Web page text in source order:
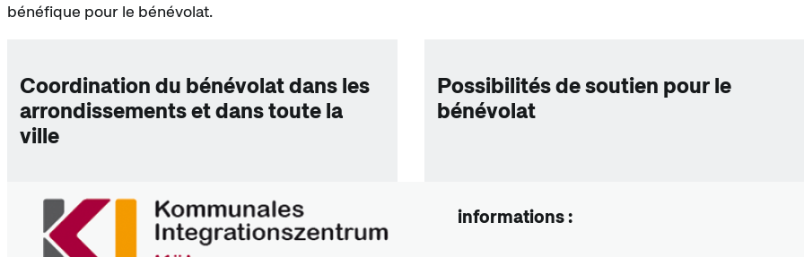
bénéfique pour le bénévolat.
Coordination du bénévolat dans les
arrondissements et dans toute la
ville
Possibilités de soutien pour le
bénévolat
informations :